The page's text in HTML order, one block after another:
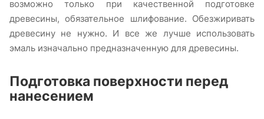
возможно только при качественной подготовке
древесины, обязательное шлифование. Обезжиривать
древесину не нужно. И все же лучше использовать
эмаль изначально предназначенную для древесины.
Подготовка поверхности перед
нанесением